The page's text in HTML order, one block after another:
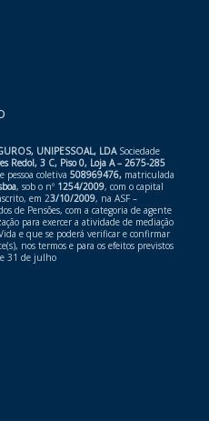
UNIPESSOAL, LDASociedade
Redol, 3 C, Piso 0, Loja A – 2675-285
coletiva 508969476, matriculada
, sob o nº 1254/2009, com o capital
em 23/10/2009, na ASF –
de Pensões, com a categoria de agente
para exercer a atividade de mediação
e que se poderá verificar e confirmar
nos termos e para os efeitos previstos
31 de julho